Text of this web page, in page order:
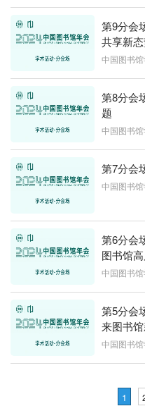
第9分会
共享新
中国图书
第8分会
题
中国图书
第7分会
中国图书
第6分会
图书馆
中国图书
第5分会
来图书
中国图书
1